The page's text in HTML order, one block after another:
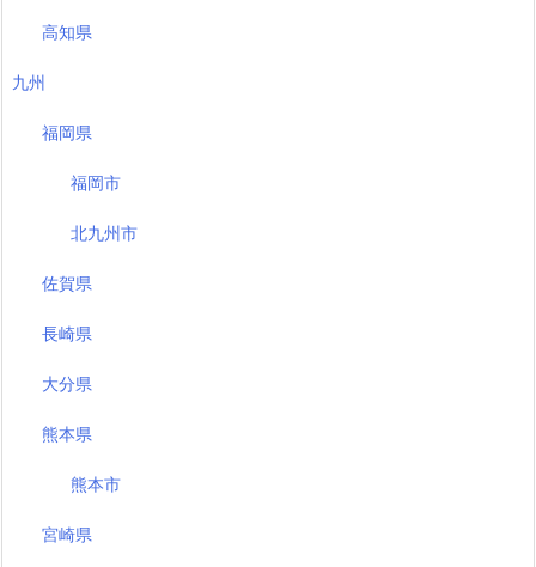
高知県
九州
福岡県
福岡市
北九州市
佐賀県
長崎県
大分県
熊本県
熊本市
宮崎県